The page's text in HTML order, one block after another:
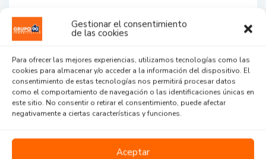
Gestionar el consentimiento
de las cookies
Para ofrecer las mejores experiencias, utilizamos tecnologías como las
cookies para almacenar y/o acceder a la información del dispositivo. El
consentimiento de estas tecnologías nos permitirá procesar datos
como el comportamiento de navegación o las identificaciones únicas en
este sitio. No consentir o retirar el consentimiento, puede afectar
negativamente a ciertas características y funciones.
Aceptar
Agent Reviews
...